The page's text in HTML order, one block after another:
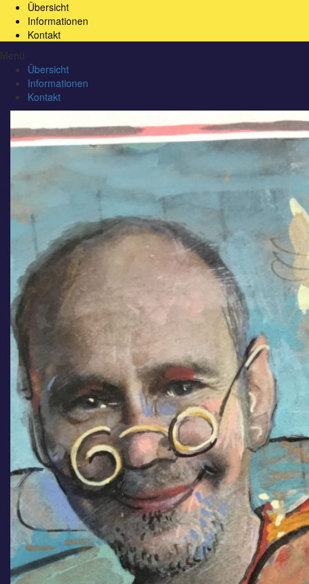
Übersicht
Informationen
Kontakt
Menü
Übersicht
Informationen
Kontakt